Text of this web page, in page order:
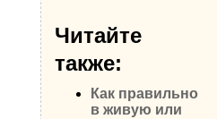
Читайте
также:
Как правильно
в живую или